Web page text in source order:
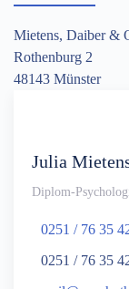
Mietens, Daiber &
Rothenburg 2
48143 Münster
Julia
Diplom-
0251 / 76 35
0251 / 76 35